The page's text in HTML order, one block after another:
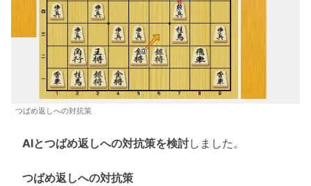
つばめ返しへの対抗策
AIとつばめ返しへの対抗策を検討しました。
つばめ返しへの対抗策